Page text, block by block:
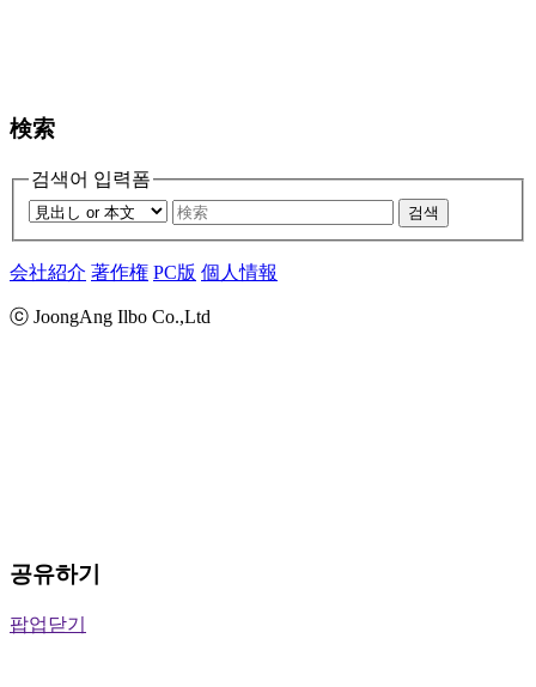
検索
검색어 입력폼
검색
会社紹介 著作権 PC版 個人情報
ⓒ JoongAng Ilbo Co.,Ltd
공유하기
팝업닫기